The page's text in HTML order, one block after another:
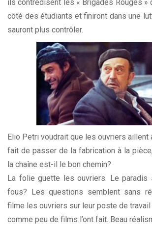
ils contredisent les « Brigades Rouges »
côté des étudiants et finiront dans une
sauront plus contrôler.
Elio Petri voudrait que les ouvriers aillent
fait de passer de la fabrication à la
la chaîne est-il le bon chemin?
La folie guette les ouvriers. Le paradis
fous? Les questions semblent sans
filme les ouvriers sur leur poste de
comme peu de films l’ont fait. Beau